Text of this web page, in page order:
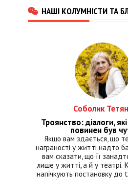
НАШІ КОЛУМНІСТИ ТА
Соболик
Троянство: діалоги,
повинен був
Якщо вам здається, що
награності у житті надто
вам сказати, що її
лише у житті, а й у театрі.
напічкують постановку до